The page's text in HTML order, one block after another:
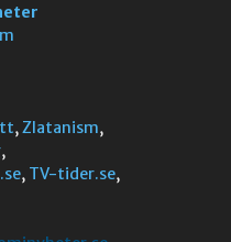
, Zlatanism,
,
, TV-tider.se,